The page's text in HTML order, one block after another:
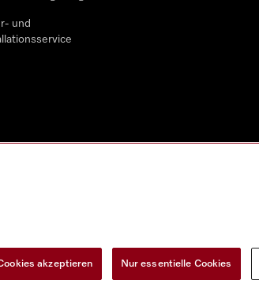
und
akzeptieren Nur essentielle Cookies